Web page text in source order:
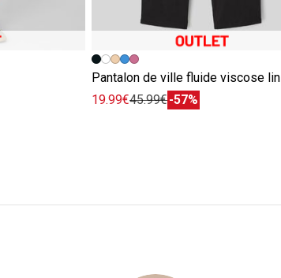
Pantalon de ville fluide viscose lin
19.99€45.99€-57%